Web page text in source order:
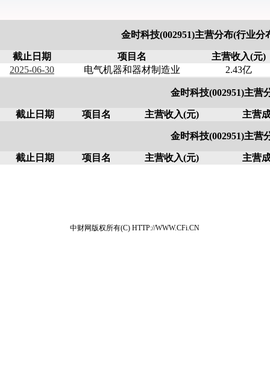
金时科技(002951)主营分布(行业
截止日期 项目名
主营收入(元)
2025-06-30
电气机器和器材制造业 2.43亿
金时科技(002951)主营
截止日期 项目名 主营收入(元) 主营
金时科技(002951)主营
截止日期 项目名 主营收入(元) 主营
中财网版权所有(C) HTTP://WWW.CFi.CN